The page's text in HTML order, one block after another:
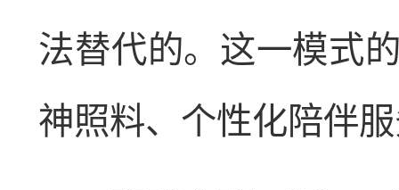
法替代的。这一模式
神照料、个性化陪伴